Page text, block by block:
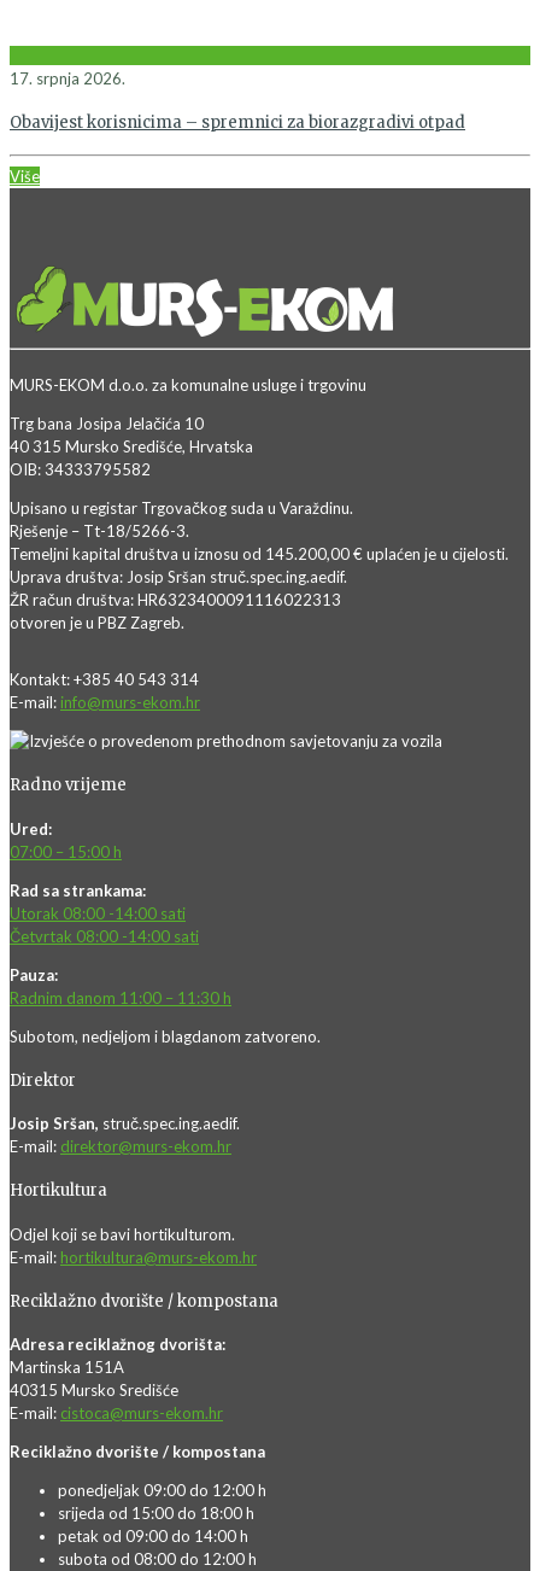
17. srpnja 2026.
Obavijest korisnicima – spremnici za biorazgradivi otpad
Više
MURS-EKOM d.o.o. za komunalne usluge i trgovinu
Trg bana Josipa Jelačića 10
40 315 Mursko Središće, Hrvatska
OIB: 34333795582
Upisano u registar Trgovačkog suda u Varaždinu.
Rješenje – Tt-18/5266-3.
Temeljni kapital društva u iznosu od 145.200,00 € uplaćen je u cijelosti.
Uprava društva: Josip Sršan struč.spec.ing.aedif.
ŽR račun društva: HR6323400091116022313
otvoren je u PBZ Zagreb.
Kontakt: +385 40 543 314
E-mail: info@murs-ekom.hr
Radno vrijeme
Ured:
07:00 – 15:00 h
Rad sa strankama:
Utorak 08:00 -14:00 sati
Četvrtak 08:00 -14:00 sati
Pauza:
Radnim danom 11:00 – 11:30 h
Subotom, nedjeljom i blagdanom zatvoreno.
Direktor
Josip Sršan, struč.spec.ing.aedif.
E-mail: direktor@murs-ekom.hr
Hortikultura
Odjel koji se bavi hortikulturom.
E-mail: hortikultura@murs-ekom.hr
Reciklažno dvorište / kompostana
Adresa reciklažnog dvorišta:
Martinska 151A
40315 Mursko Središće
E-mail: cistoca@murs-ekom.hr
Reciklažno dvorište / kompostana
ponedjeljak 09:00 do 12:00 h
srijeda od 15:00 do 18:00 h
petak od 09:00 do 14:00 h
subota od 08:00 do 12:00 h